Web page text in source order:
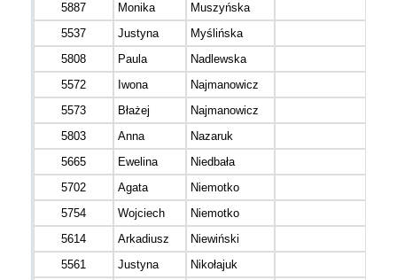
5887
Monika
Muszyńska
5537
Justyna
Myślińska
5808
Paula
Nadlewska
5572
Iwona
Najmanowicz
5573
Błażej
Najmanowicz
5803
Anna
Nazaruk
5665
Ewelina
Niedbała
5702
Agata
Niemotko
5754
Wojciech
Niemotko
5614
Arkadiusz
Niewiński
5561
Justyna
Nikołajuk